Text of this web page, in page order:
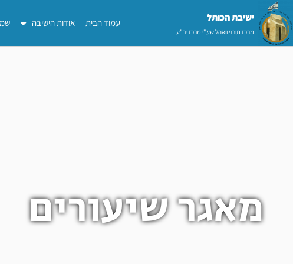
דילוג
לתוכן
ישיבת הכותל​
מרכז תורני וואהל שע"י מרכז יב"ע
עמוד הבית אודות הישיבה
מאגר שיעורים